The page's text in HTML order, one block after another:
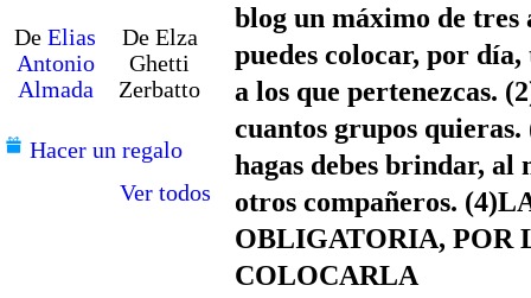
De Elias
Antonio
Almada
De Elza
Ghetti
Zerbatto
Hacer un regalo
Ver todos
blog un máximo de
puedes colocar, por
a los que pertenezcas.
cuantos grupos
hagas debes brindar, al
otros compañeros.
OBLIGATORIA, POR
COLOCARLA